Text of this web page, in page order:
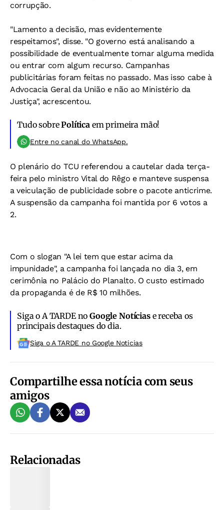
corrupção.
"Lamento a decisão, mas evidentemente
respeitamos", disse. "O governo está analisando a
possibilidade de eventualmente tomar alguma medida
ou entrar com algum recurso. Campanhas
publicitárias foram feitas no passado. Mas isso cabe à
Advocacia Geral da União e não ao Ministério da
Justiça", acrescentou.
Tudo sobrePolíticaem primeira mão!
Entre no canal do WhatsApp.
O plenário do TCU referendou a cautelar dada terça-
feira pelo ministro Vital do Rêgo e manteve suspensa
a veiculação de publicidade sobre o pacote anticrime.
A suspensão da campanha foi mantida por 6 votos a
2.
Com o slogan "A lei tem que estar acima da
impunidade", a campanha foi lançada no dia 3, em
cerimônia no Palácio do Planalto. O custo estimado
da propaganda é de R$ 10 milhões.
Siga o A TARDE noGoogle Notíciase receba os
principais destaques do dia.
Siga o A TARDE no Google Noticias
Compartilhe essa notícia com seus
amigos
Relacionadas